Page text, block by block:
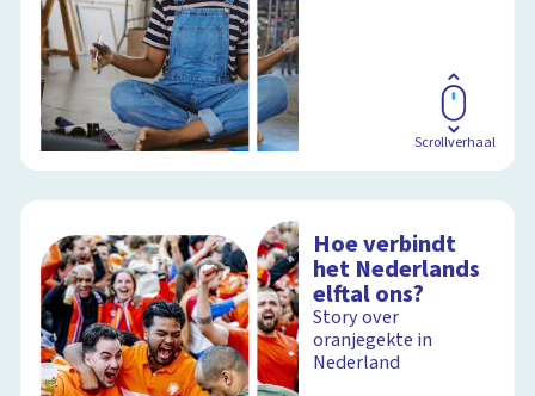
Scrollverhaal
Hoe verbindt
het Nederlands
elftal ons?
Story over
oranjegekte in
Nederland